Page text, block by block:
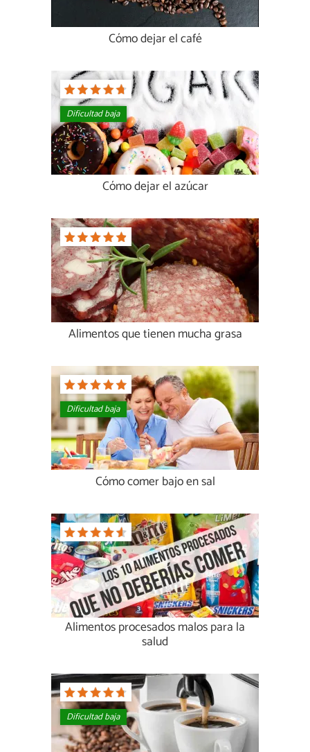
Cómo dejar el café
Dificultad baja
Cómo dejar el azúcar
Alimentos que tienen mucha grasa
Dificultad baja
Cómo comer bajo en sal
Alimentos procesados malos para la
salud
Dificultad baja